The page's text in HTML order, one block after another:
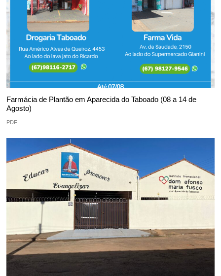
Farmácia de Plantão em Aparecida do Taboado (08 a 14 de
Agosto)
PDF